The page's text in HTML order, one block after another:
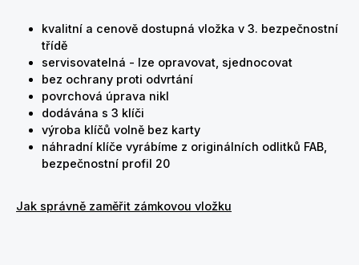
kvalitní a cenově dostupná vložka v 3. bezpečnostní
třídě
servisovatelná - lze opravovat, sjednocovat
bez ochrany proti odvrtání
povrchová úprava nikl
dodávána s 3 klíči
výroba klíčů volně bez karty
náhradní klíče vyrábíme z originálních odlitků FAB,
bezpečnostní profil 20
Jak správně zaměřit zámkovou vložku